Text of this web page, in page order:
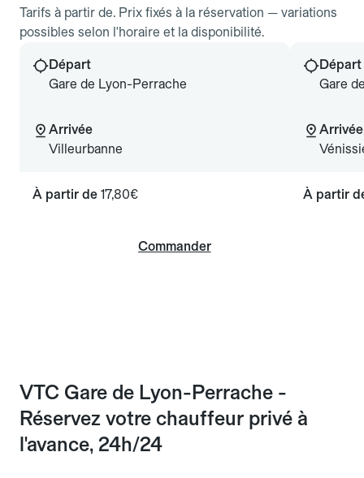
Tarifs à partir de. Prix fixés à la réservation — variations
possibles selon l'horaire et la disponibilité.
Départ
Gare de Lyon-Perrache
Arrivée
Villeurbanne
À partir de 17,80€
Commander
Départ
Gare
Arrivée
À partir
VTC Gare de Lyon-Perrache -
Réservez votre chauffeur privé à
l'avance, 24h/24